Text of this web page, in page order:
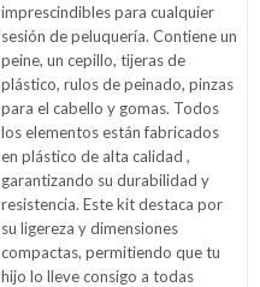
imprescindibles para cualquier
sesión de peluquería. Contiene un
peine, un cepillo, tijeras de
plástico, rulos de peinado, pinzas
para el cabello y gomas. Todos
los elementos están fabricados
en plástico de alta calidad ,
garantizando su durabilidad y
resistencia. Este kit destaca por
su ligereza y dimensiones
compactas, permitiendo que tu
hijo lo lleve consigo a todas